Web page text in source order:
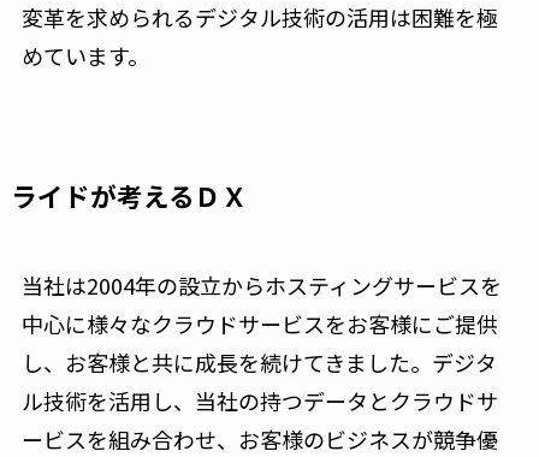
変革を求められるデジタル技術の活用は困難を極
めています。
ライドが考えるＤＸ
当社は2004年の設立からホスティングサービスを
中心に様々なクラウドサービスをお客様にご提供
し、お客様と共に成長を続けてきました。デジタ
ル技術を活用し、当社の持つデータとクラウドサ
ービスを組み合わせ、お客様のビジネスが競争優